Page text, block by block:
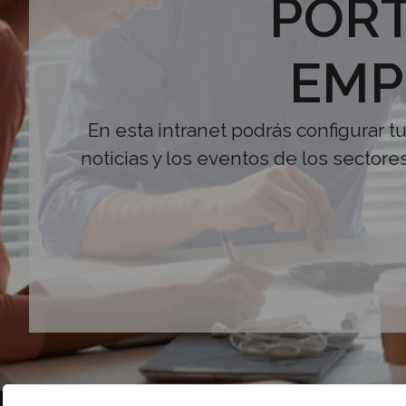
En esta intranet podrás configurar
noticias y los eventos de los